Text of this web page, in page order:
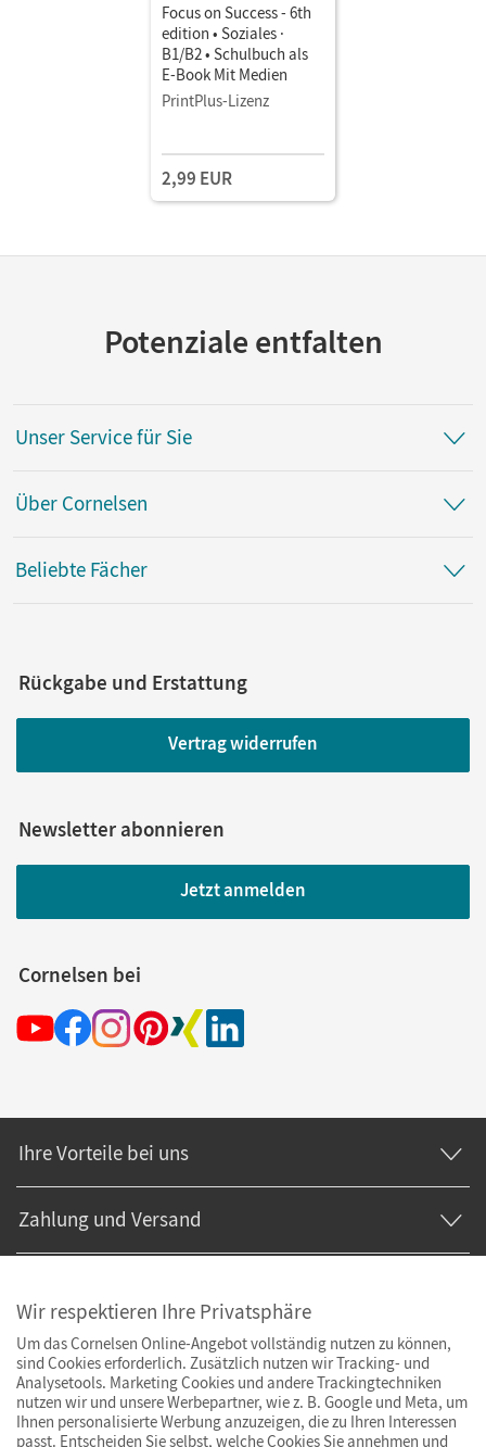
Focus on Success - 6th
edition • Soziales ·
B1/B2 • Schulbuch als
E-Book Mit Medien
PrintPlus-Lizenz
2,99 EUR
Potenziale entfalten
Unser Service für Sie
Über Cornelsen
Beliebte Fächer
Rückgabe und Erstattung
Vertrag widerrufen
Newsletter abonnieren
Jetzt anmelden
Cornelsen bei
Ihre Vorteile bei uns
Zahlung und Versand
Wir respektieren Ihre Privatsphäre
Um das Cornelsen Online-Angebot vollständig nutzen zu können,
sind Cookies erforderlich. Zusätzlich nutzen wir Tracking- und
Analysetools. Marketing Cookies und andere Trackingtechniken
nutzen wir und unsere Werbepartner, wie z. B. Google und Meta, um
Ihnen personalisierte Werbung anzuzeigen, die zu Ihren Interessen
passt. Entscheiden Sie selbst, welche Cookies Sie annehmen und